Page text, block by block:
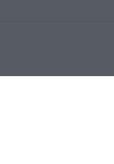
Via del mare 6/G,
Lamezia Terme 5/2011